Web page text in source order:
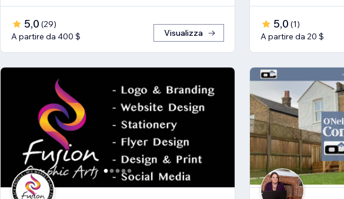
5,0 (29)
A partire da 400 $
Visualizza
5,0 (1)
A partire da 20 $